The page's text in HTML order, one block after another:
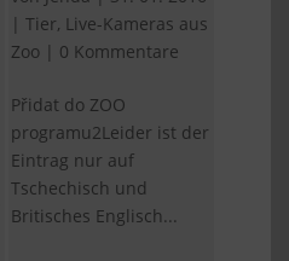
|Tier, Live-Kameras aus
Zoo | 0 Kommentare
Přidat do ZOO
programu2Leider ist der
Eintrag nur auf
Tschechisch und
Britisches Englisch...